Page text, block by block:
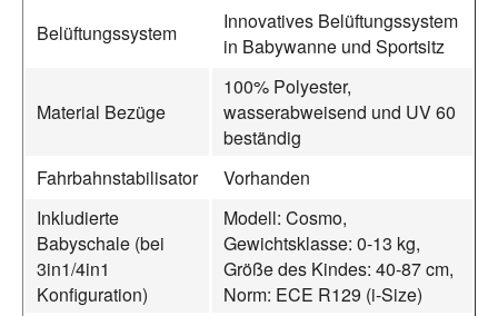
Belüftungssystem
Innovatives Belüftungssystem
in Babywanne und Sportsitz
Material Bezüge
100% Polyester,
wasserabweisend und UV 60
beständig
Fahrbahnstabilisator
Vorhanden
Inkludierte
Babyschale (bei
3in1/4in1
Konfiguration)
Modell: Cosmo,
Gewichtsklasse: 0-13 kg,
Größe des Kindes: 40-87 cm,
Norm: ECE R129 (i-Size)